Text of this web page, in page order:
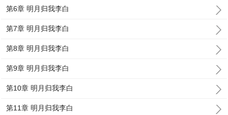
第6章 明月归我李白
第7章 明月归我李白
第8章 明月归我李白
第9章 明月归我李白
第10章 明月归我李白
第11章 明月归我李白